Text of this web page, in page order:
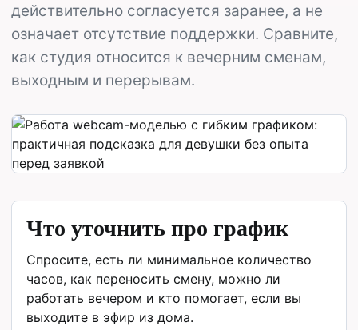
действительно согласуется заранее, а не
означает отсутствие поддержки. Сравните,
как студия относится к вечерним сменам,
выходным и перерывам.
Что уточнить про график
Спросите, есть ли минимальное количество
часов, как переносить смену, можно ли
работать вечером и кто помогает, если вы
выходите в эфир из дома.